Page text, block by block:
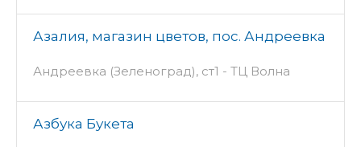
Азалия, магазин цветов, пос. Андреевка
Андреевка (Зеленоград), ст1 - ТЦ Волна
Азбука Букета